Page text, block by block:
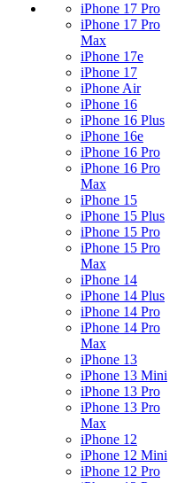
iPhone 17 Pro
iPhone 17 Pro
Max
iPhone 17e
iPhone 17
iPhone Air
iPhone 16
iPhone 16 Plus
iPhone 16e
iPhone 16 Pro
iPhone 16 Pro
Max
iPhone 15
iPhone 15 Plus
iPhone 15 Pro
iPhone 15 Pro
Max
iPhone 14
iPhone 14 Plus
iPhone 14 Pro
iPhone 14 Pro
Max
iPhone 13
iPhone 13 Mini
iPhone 13 Pro
iPhone 13 Pro
Max
iPhone 12
iPhone 12 Mini
iPhone 12 Pro